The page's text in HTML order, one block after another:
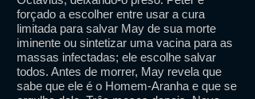
forçado a escolher entre usar a cura
limitada para salvar May de sua morte
iminente ou sintetizar uma vacina para as
massas infectadas; ele escolhe salvar
todos. Antes de morrer, May revela que
sabe que ele é o Homem-Aranha e que se